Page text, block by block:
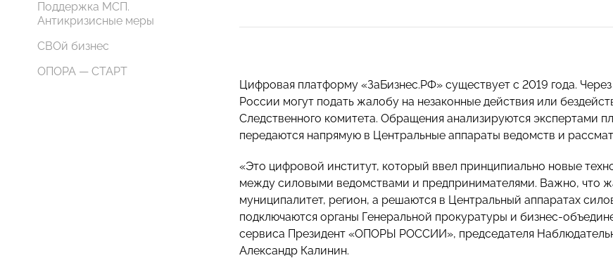
Поддержка МСП.
Антикризисные меры
СВОй бизнес
ОПОРА — СТАРТ
Цифровая платформу «ЗаБизнес.РФ» существует с 2019 года.
России могут подать жалобу на незаконные действия или
Следственного комитета. Обращения анализируются экспертами
передаются напрямую в Центральные аппараты ведомств и
«Это цифровой институт, который ввел принципиально новые
между силовыми ведомствами и предпринимателями. Важно, что
муниципалитет, регион, а решаются в Центральный аппаратах
подключаются органы Генеральной прокуратуры и бизнес-
сервиса Президент «ОПОРЫ РОССИИ», председателя
Александр Калинин.